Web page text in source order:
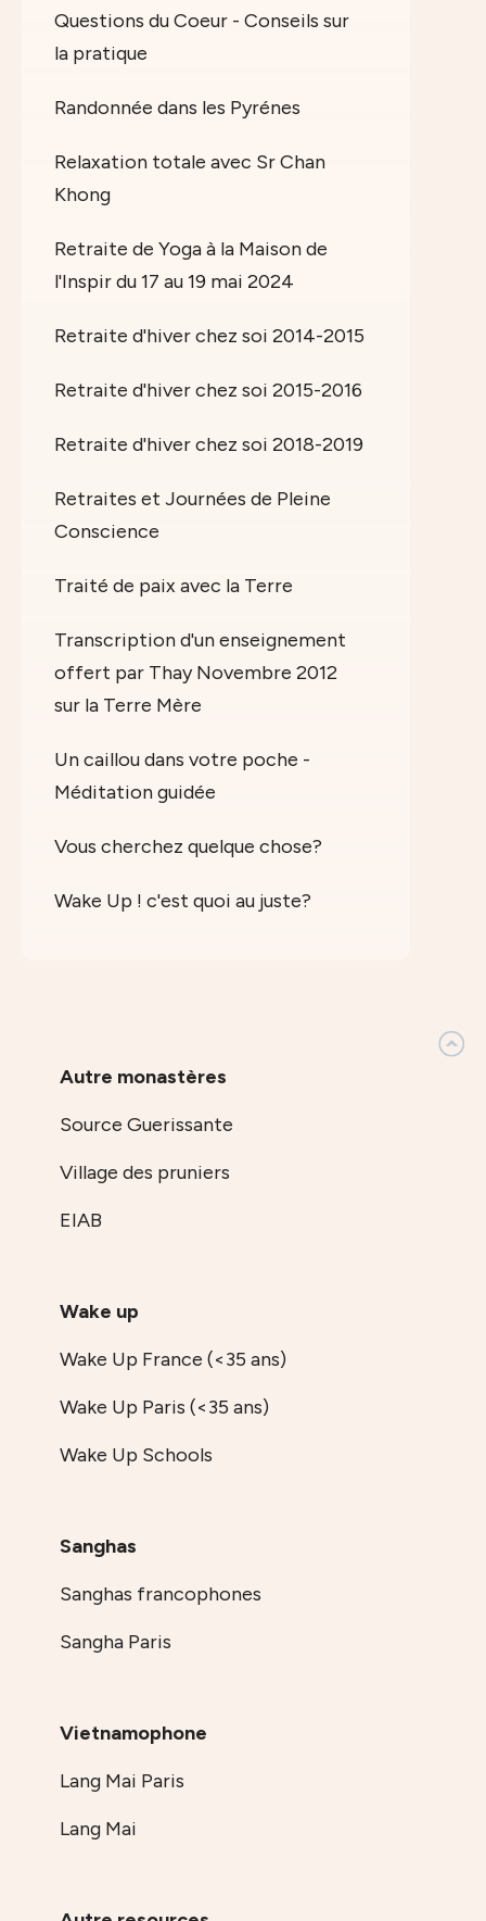
Questions du Coeur - Conseils sur
la pratique
Randonnée dans les Pyrénes
Relaxation totale avec Sr Chan
Khong
Retraite de Yoga à la Maison de
l'Inspir du 17 au 19 mai 2024
Retraite d'hiver chez soi 2014-2015
Retraite d'hiver chez soi 2015-2016
Retraite d'hiver chez soi 2018-2019
Retraites et Journées de Pleine
Conscience
Traité de paix avec la Terre
Transcription d'un enseignement
offert par Thay Novembre 2012
sur la Terre Mère
Un caillou dans votre poche -
Méditation guidée
Vous cherchez quelque chose?
Wake Up ! c'est quoi au juste?
Autre monastères
Source Guerissante
Village des pruniers
EIAB
Wake up
Wake Up France (<35 ans)
Wake Up Paris (<35 ans)
Wake Up Schools
Sanghas
Sanghas francophones
Sangha Paris
Vietnamophone
Lang Mai Paris
Lang Mai